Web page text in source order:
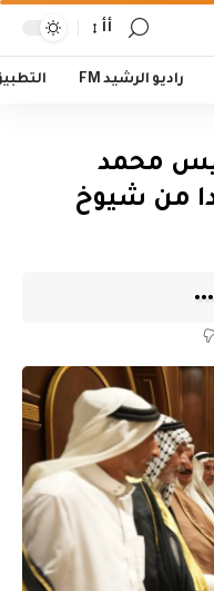
أأ
راديو الرشيد FM
محمد
من شيوخ